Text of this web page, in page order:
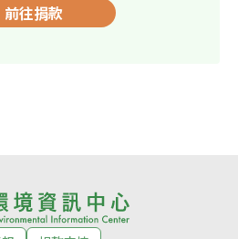
前往捐款